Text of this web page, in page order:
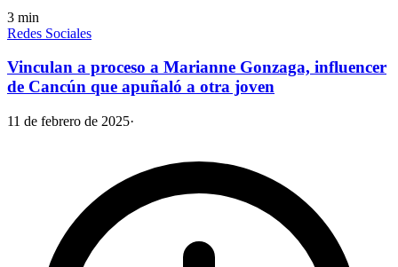
3 min
Redes Sociales
Vinculan a proceso a Marianne Gonzaga, influencer
de Cancún que apuñaló a otra joven
11 de febrero de 2025·